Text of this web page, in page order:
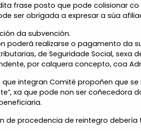
frase posto que pode colisionar
ser obrigada a expresar a súa
da subvención.
poderá realizarse o pagamento da
de Seguridade Social,
por calquera concepto, coa
que integran Comité propoñen que
xa que pode non ser coñecedora
de procedencia de reintegro